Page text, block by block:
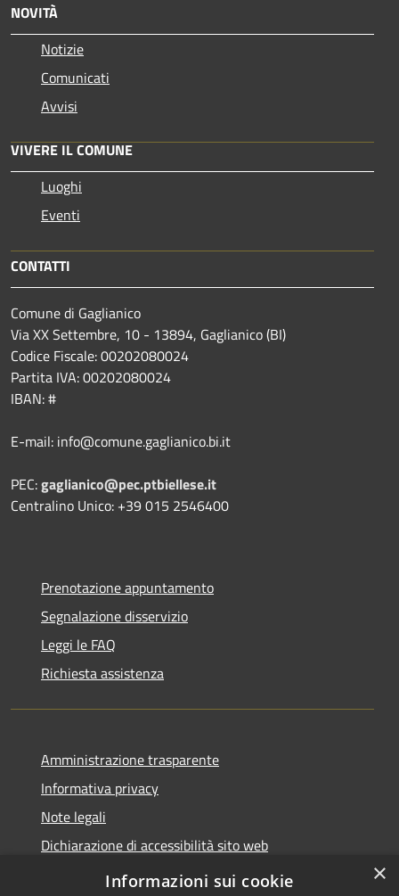
NOVITÀ
Notizie
Comunicati
Avvisi
VIVERE IL COMUNE
Luoghi
Eventi
CONTATTI
Comune di Gaglianico
Via XX Settembre, 10 - 13894, Gaglianico (BI)
Codice Fiscale: 00202080024
Partita IVA: 00202080024
IBAN: #
E-mail: info@comune.gaglianico.bi.it
PEC:gaglianico@pec.ptbiellese.it
Centralino Unico: +39 015 2546400
Prenotazione appuntamento
Segnalazione disservizio
Leggi le FAQ
Richiesta assistenza
Amministrazione trasparente
Informativa privacy
Note legali
Dichiarazione di accessibilità sito web
WhistleblowingPA
×
Informazioni sui cookie